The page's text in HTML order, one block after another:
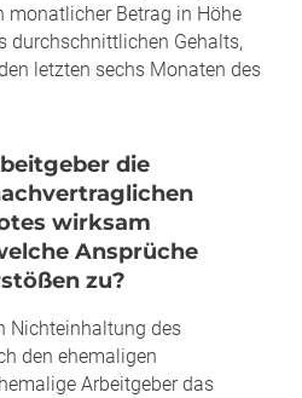
monatlicher Betrag in Höhe
durchschnittlichen Gehalts,
letzten sechs Monaten des
die
wirksam
Ansprüche
zu?
Nichteinhaltung des
den ehemaligen
Arbeitgeber das